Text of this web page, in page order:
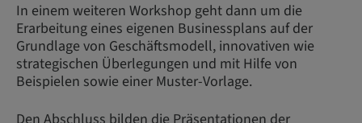
In einem weiteren Workshop geht dann um die
Erarbeitung eines eigenen Businessplans auf der
Grundlage von Geschäftsmodell, innovativen wie
strategischen Überlegungen und mit Hilfe von
Beispielen sowie einer Muster-Vorlage.